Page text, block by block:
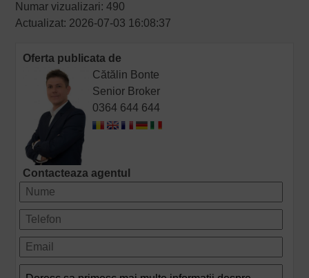
Numar vizualizari: 490
Actualizat: 2026-07-03 16:08:37
Oferta publicata de
Cătălin Bonte
Senior Broker
0364 644 644
Contacteaza agentul